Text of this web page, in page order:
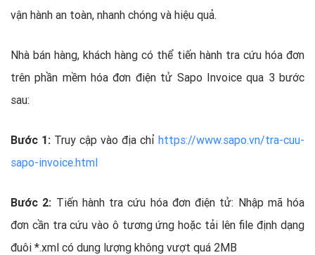
vận hành an toàn, nhanh chóng và hiệu quả.
Nhà bán hàng, khách hàng có thể tiến hành tra cứu hóa đơn
trên phần mềm hóa đơn điện tử Sapo Invoice qua 3 bước
sau:
Bước 1: Truy cập vào địa chỉ https://www.sapo.vn/tra-cuu-
sapo-invoice.html
Bước 2: Tiến hành tra cứu hóa đơn điện tử: Nhập mã hóa
đơn cần tra cứu vào ô tương ứng hoặc tải lên file định dạng
đuôi *.xml có dung lượng không vượt quá 2MB